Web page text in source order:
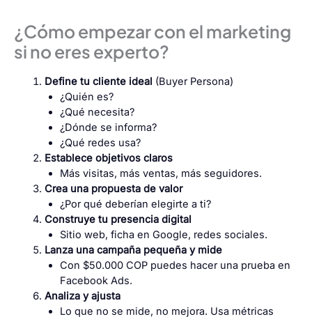
¿Cómo empezar con el marketing
si no eres experto?
Define tu cliente ideal (Buyer Persona)
¿Quién es?
¿Qué necesita?
¿Dónde se informa?
¿Qué redes usa?
Establece objetivos claros
Más visitas, más ventas, más seguidores.
Crea una propuesta de valor
¿Por qué deberían elegirte a ti?
Construye tu presencia digital
Sitio web, ficha en Google, redes sociales.
Lanza una campaña pequeña y mide
Con $50.000 COP puedes hacer una prueba en
Facebook Ads.
Analiza y ajusta
Lo que no se mide, no mejora. Usa métricas